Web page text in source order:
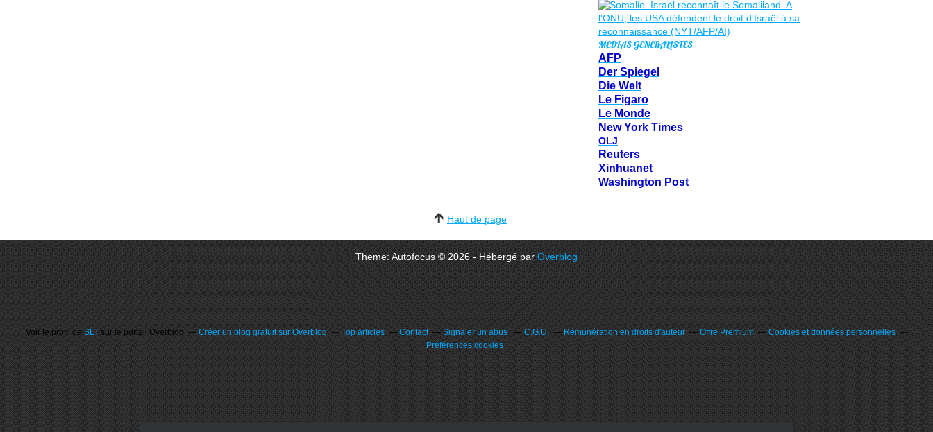
MEDIAS GENERALISTES
AFP
Der Spiegel
Die Welt
Le Figaro
Le Monde
New York Times
OLJ
Reuters
Xinhuanet
Washington Post
Haut de page
Theme: Autofocus © 2026 - Hébergé parOverblog
Voir le profil deSLTsur le portail Overblog Créer un blog gratuit sur Overblog Top articles Contact Signaler un abus C.G.U. Rémunération en droits d'auteur Offre Premium
Cookies et données personnelles
Préférences cookies